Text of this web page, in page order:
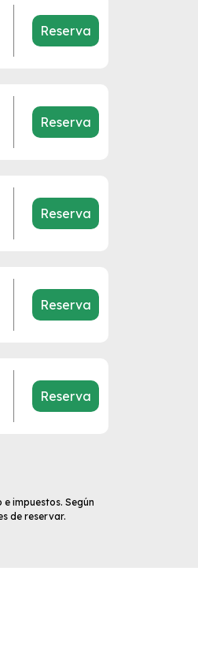
Reserva
Reserva
Reserva
Reserva
Reserva
impuestos. Según
de reservar.